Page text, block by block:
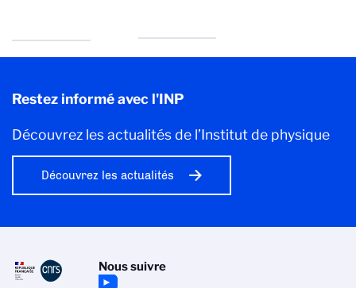
Restez informé avec l'INP
Découvrez les actualités de l’Institut de physique
Découvrez les actualités
Nous suivre